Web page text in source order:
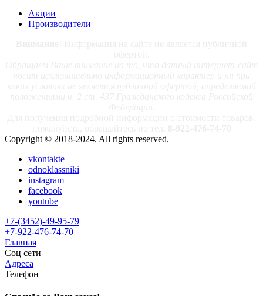
Акции
Производители
Copyright © 2018-2024. All rights reserved.
vkontakte
odnoklassniki
instagram
facebook
youtube
+7-(3452)-49-95-79
+7-922-476-74-70
Главная
Соц сети
Адреса
Телефон